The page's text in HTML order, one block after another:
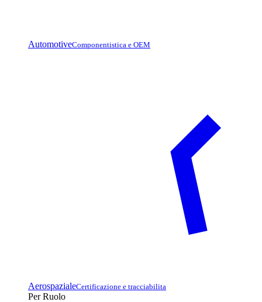
AutomotiveComponentistica e OEM
AerospazialeCertificazione e tracciabilita
Per Ruolo